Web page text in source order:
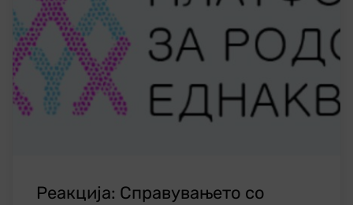
Реакција: Справувањето со